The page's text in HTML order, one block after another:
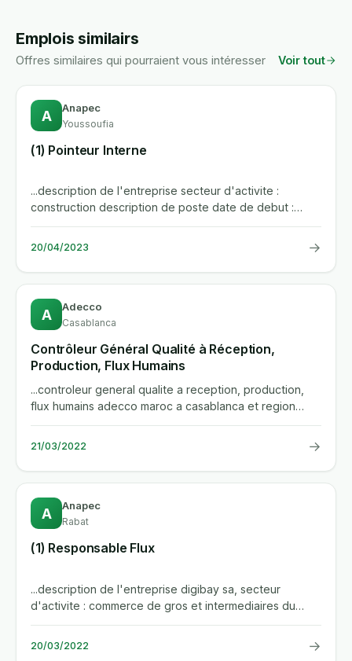
Emplois similairs
Offres similaires qui pourraient vous intéresser Voir tout
A Anapec
Youssoufia
(1) Pointeur Interne
...description de l'entreprise secteur d'activite :
construction description de poste date de debut :
01/05/2023 type de...
20/04/2023 →
A Adecco
Casablanca
Contrôleur Général Qualité à Réception,
Production, Flux Humains
...controleur general qualite a reception, production,
flux humains adecco maroc a casablanca et region
recrute pour...
21/03/2022 →
A Anapec
Rabat
(1) Responsable Flux
...description de l'entreprise digibay sa, secteur
d'activite : commerce de gros et intermediaires du
commerce description...
20/03/2022 →